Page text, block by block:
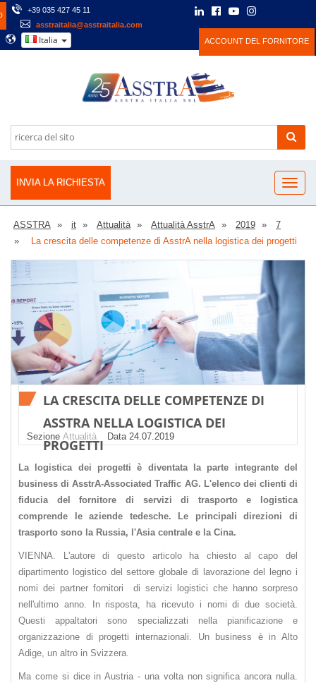
+39 035 427 45 11
asstraitalia@asstraitalia.com
Italia ACCOUNT DEL FORNITORE
INVIA LA RICHIESTA
ASSTRA it Attualità Attualità AsstrA 2019
7
La crescita delle competenze di AsstrA nella logistica dei progetti
LA CRESCITA DELLE COMPETENZE DI
ASSTRA NELLA LOGISTICA DEI
PROGETTI
Sezione Attualità Datа 24.07.2019
La logistica dei progetti è diventata la parte integrante del
business di AsstrA-Associated Traffic AG. L'elenco dei clienti di
fiducia del fornitore di servizi di trasporto e logistica
comprende le aziende tedesche. Le principali direzioni di
trasporto sono la Russia, l'Asia centrale e la Cina.
VIENNA. L'autore di questo articolo ha chiesto al capo del
dipartimento logistico del settore globale di lavorazione del legno i
nomi dei partner fornitori di servizi logistici che hanno sorpreso
nell'ultimo anno. In risposta, ha ricevuto i nomi di due società.
Questi appaltatori sono specializzati nella pianificazione e
organizzazione di progetti internazionali. Un business è in Alto
Adige, un altro in Svizzera.
Ma come si dice in Austria - una volta non significa ancora nulla.